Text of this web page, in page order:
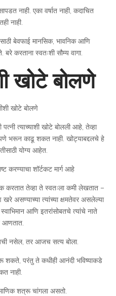
नाही. एका वर्षात नाही, कदाचित
नाही.
बेवफाई मानसिक, भावनिक आणि
करताना स्वतःशी सौम्य वागा.
खोटे बोलणे
त्याच्याशी खोटे बोलली आहे, तेव्हा
भरून काढू शकत नाही. खोट्याबद्दलचे हे
योग्य आहेत.
करण्याचा शॉर्टकट मार्ग आहे
करतात तेव्हा ते स्वतःला कमी लेखतात –
खरे असण्याच्या त्यांच्या क्षमतेवर असलेल्या
आणि इतरांसोबतचे त्यांचे नाते
आणतात.
नसेल, तर आजच सत्य बोला.
शकते, परंतु ते कधीही आनंदी भविष्याकडे
नाही.
शत्रू चांगला असतो.